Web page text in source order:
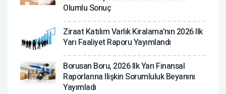
Olumlu Sonuç
Ziraat Katılım Varlık Kiralama'nın 2026 Ilk
Yarı Faaliyet Raporu Yayımlandı
Borusan Boru, 2026 Ilk Yarı Finansal
Raporlarına Ilişkin Sorumluluk Beyanını
Yayımladı